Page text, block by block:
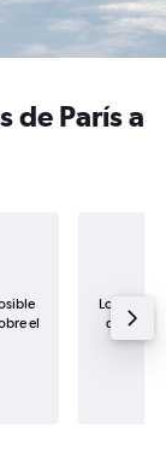
de París a
el
Los
de